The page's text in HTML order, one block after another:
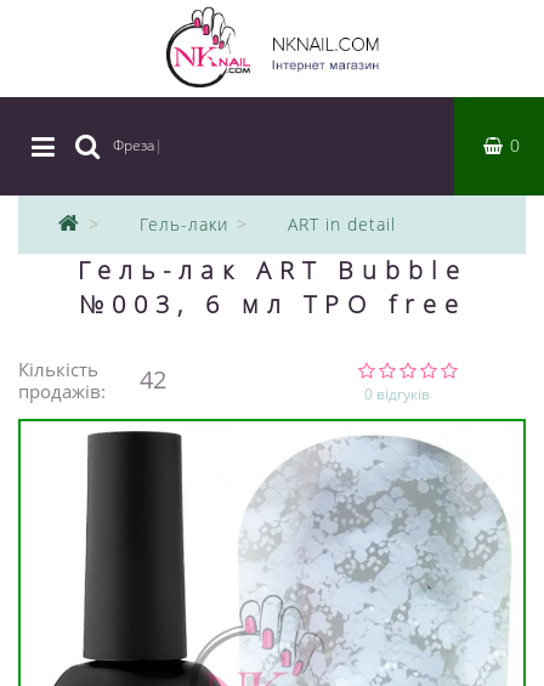
Фреза| 0
Гель-лаки ART in detail
Гель-лак ART Bubble
№003, 6 мл TPO free
Кількість
продажів:
42 0 відгуків